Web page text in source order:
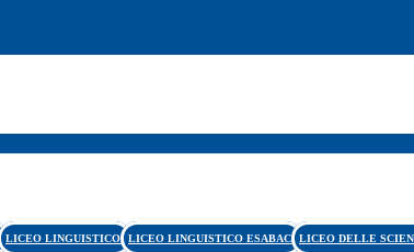
LICEO LINGUISTICO LICEO LINGUISTICO ESABAC LICEO DELLE